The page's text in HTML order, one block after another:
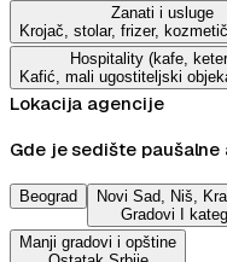
Zanati i usluge
Krojač, stolar, frizer,
Hospitality (kafe,
Kafić, mali ugostiteljski
Lokacija agencije
Gde je sedište paušalne
Beograd
Novi Sad, Niš,
Gradovi I
Manji gradovi i opštine